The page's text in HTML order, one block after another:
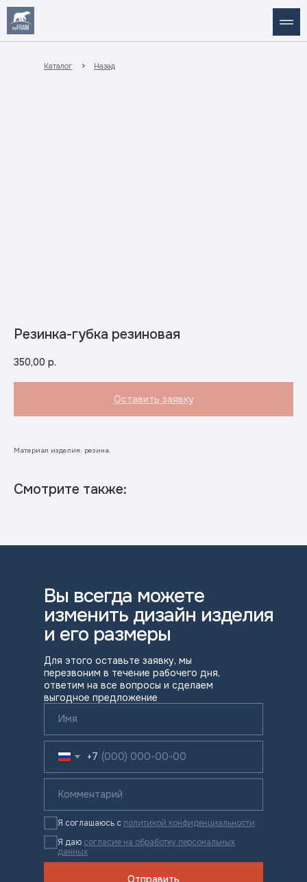
Каталог Назад
Резинка-губка резиновая
350,00 р.
Оставить заявку
Материал изделия: резина.
Смотрите также:
Вы всегда можете
изменить дизайн изделия
и его размеры
Для этого оставьте заявку, мы
перезвоним в течение рабочего дня,
ответим на все вопросы и сделаем
выгодное предложение
+7
Я соглашаюсь с политикой конфиденциальности
Я даю согласие на обработку персональных
данных
Отправить